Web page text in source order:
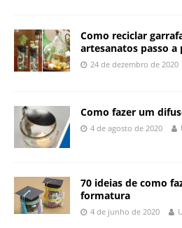
Como reciclar
artesanatos passo a
24 de dezembro de 2020
Como fazer um
4 de agosto de 2020
70 ideias de como
formatura
4 de junho de 2020